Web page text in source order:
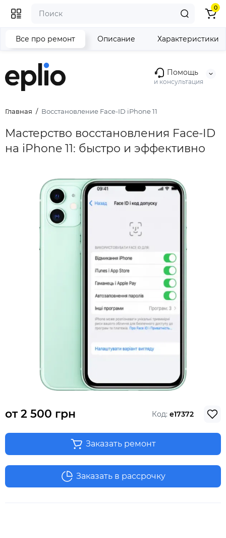
Помощь
и консультация
0
Главная Восстановление Face-ID iPhone 11
Мастерство восстановления Face-ID
на iPhone 11: быстро и эффективно
Все про ремонт Описание Характеристики
от 2 500 грн Код: e17372
Заказать ремонт
Заказать в рассрочку